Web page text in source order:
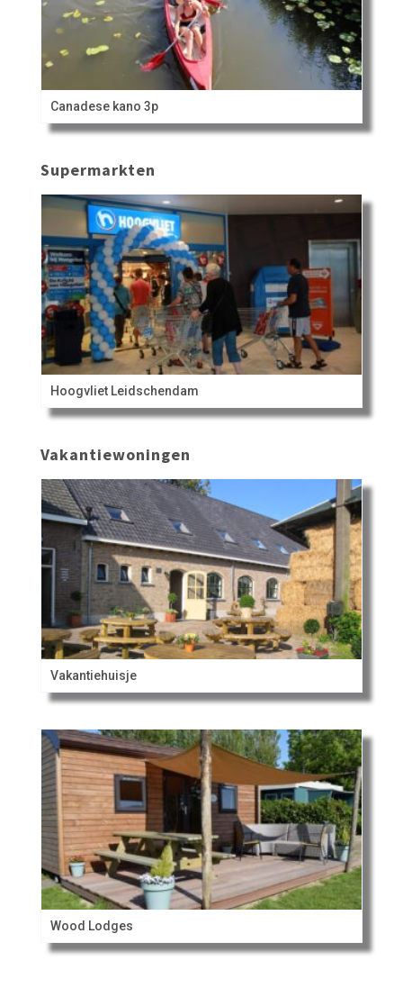
Canadese kano 3p
Supermarkten
Hoogvliet Leidschendam
Vakantiewoningen
Vakantiehuisje
Wood Lodges